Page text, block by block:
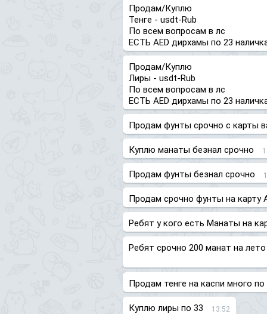
Продам/Куплю
Тенге - usdt-Rub
По всем вопросам в лс
ЕСТЬ AED дирхамы по 23
Продам/Куплю
Лиры - usdt-Rub
По всем вопросам в лс
ЕСТЬ AED дирхамы по 23
Продам фунты срочно с карты
Куплю манаты безнал срочно
Продам фунты безнал срочно
Продам срочно фунты на карту
Ребят у кого есть Манаты на
Ребят срочно 200 манат на
Продам тенге на каспи много по
Куплю лиры по 33 13:52